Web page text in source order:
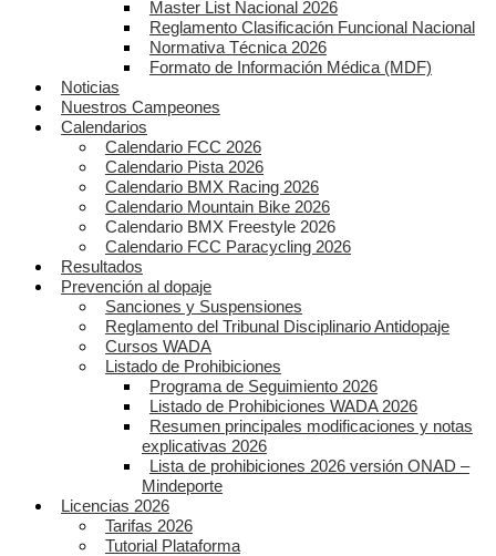
Master List Nacional 2026
Reglamento Clasificación Funcional Nacional
Normativa Técnica 2026
Formato de Información Médica (MDF)
Noticias
Nuestros Campeones
Calendarios
Calendario FCC 2026
Calendario Pista 2026
Calendario BMX Racing 2026
Calendario Mountain Bike 2026
Calendario BMX Freestyle 2026
Calendario FCC Paracycling 2026
Resultados
Prevención al dopaje
Sanciones y Suspensiones
Reglamento del Tribunal Disciplinario Antidopaje
Cursos WADA
Listado de Prohibiciones
Programa de Seguimiento 2026
Listado de Prohibiciones WADA 2026
Resumen principales modificaciones y notas
explicativas 2026
Lista de prohibiciones 2026 versión ONAD –
Mindeporte
Licencias 2026
Tarifas 2026
Tutorial Plataforma